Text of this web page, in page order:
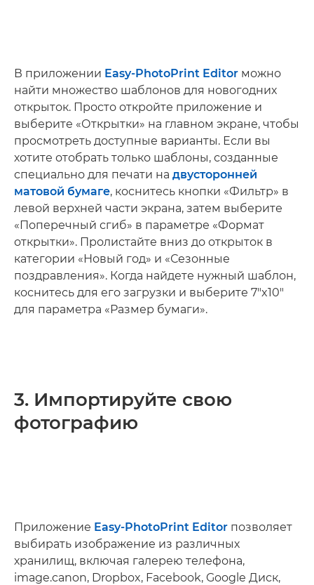
В приложении Easy-PhotoPrint Editor можно
найти множество шаблонов для новогодних
открыток. Просто откройте приложение и
выберите «Открытки» на главном экране, чтобы
просмотреть доступные варианты. Если вы
хотите отобрать только шаблоны, созданные
специально для печати на двусторонней
матовой бумаге, коснитесь кнопки «Фильтр» в
левой верхней части экрана, затем выберите
«Поперечный сгиб» в параметре «Формат
открытки». Пролистайте вниз до открыток в
категории «Новый год» и «Сезонные
поздравления». Когда найдете нужный шаблон,
коснитесь для его загрузки и выберите 7"x10"
для параметра «Размер бумаги».
3. Импортируйте свою
фотографию
Приложение Easy-PhotoPrint Editor позволяет
выбирать изображение из различных
хранилищ, включая галерею телефона,
image.canon, Dropbox, Facebook, Google Диск,